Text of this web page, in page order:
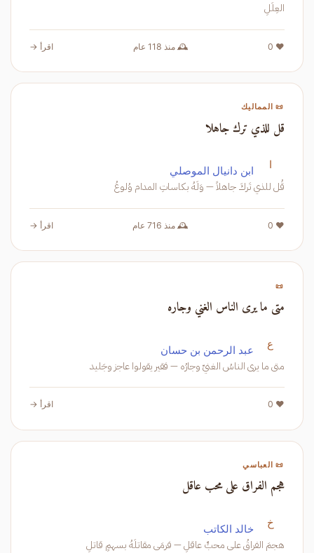
العِلَلِ
❤️ 0 🕰️ منذ 118 عام اقرأ →
📜 المماليك
قل للذي ترك جاهلا
ا ابن دانيال الموصلي
قُل للذي تَركَ جاهلاً — وَلَهُ بكاساتِ المدام وُلوعُ
❤️ 0 🕰️ منذ 716 عام اقرأ →
📜
متى ما يرى الناس الغني وجاره
ع عبد الرحمن بن حسان
متى ما يرى الناسُ الغنيّ وجارُه — فقير يقولوا عاجز وجَليد
❤️ 0 اقرأ →
📜 العباسي
هجم الفراق على محب عاقل
خ خالد الكاتب
هجمَ الفراقُ على محبٍّ عاقلِ — فرمَى مقاتلَهُ بسهمٍ قاتلِ